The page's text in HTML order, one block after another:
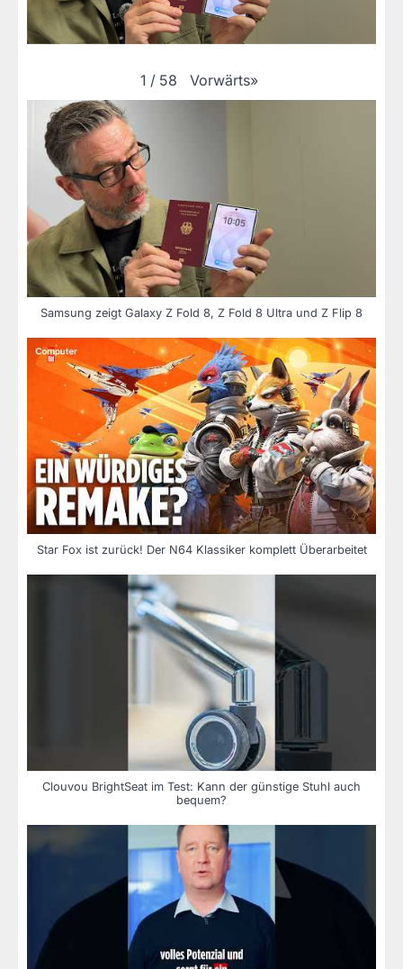
1 / 58 Vorwärts»
Samsung zeigt Galaxy Z Fold 8, Z Fold 8 Ultra und Z Flip 8
Star Fox ist zurück! Der N64 Klassiker komplett Überarbeitet
Clouvou BrightSeat im Test: Kann der günstige Stuhl auch
bequem?